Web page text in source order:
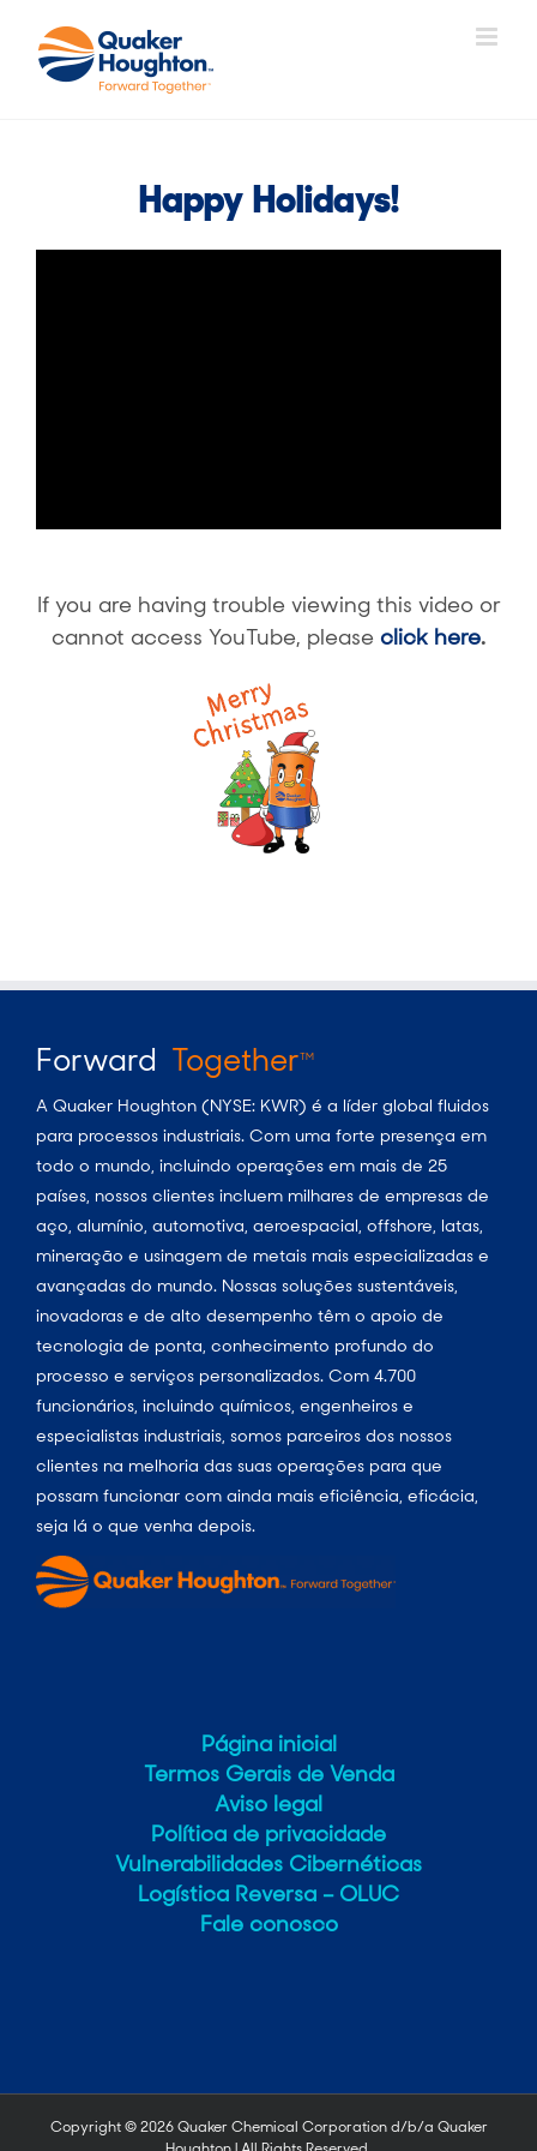
para
Happy Holidays!
If you are having trouble viewing this video or
cannot access YouTube, please click here.
Forward TogetherTM
A Quaker Houghton (NYSE: KWR) é a líder global fluidos
para processos industriais. Com uma forte presença em
todo o mundo, incluindo operações em mais de 25
países, nossos clientes incluem milhares de empresas de
aço, alumínio, automotiva, aeroespacial, offshore, latas,
mineração e usinagem de metais mais especializadas e
avançadas do mundo. Nossas soluções sustentáveis,
inovadoras e de alto desempenho têm o apoio de
tecnologia de ponta, conhecimento profundo do
processo e serviços personalizados. Com 4.700
funcionários, incluindo químicos, engenheiros e
especialistas industriais, somos parceiros dos nossos
clientes na melhoria das suas operações para que
possam funcionar com ainda mais eficiência, eficácia,
seja lá o que venha depois.
Página inicial
Termos Gerais de Venda
Aviso legal
Política de privacidade
Vulnerabilidades Cibernéticas
Logística Reversa – OLUC
Fale conosco
Copyright ©2026 Quaker Chemical Corporation d/b/a Quaker